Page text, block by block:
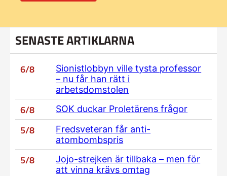
SENASTE ARTIKLARNA
6/8
Sionistlobbyn ville tysta professor
– nu får han rätt i
arbetsdomstolen
6/8 SOK duckar Proletärens frågor
5/8
Fredsveteran får anti-
atombombspris
5/8
Jojo-strejken är tillbaka – men för
att vinna krävs omtag